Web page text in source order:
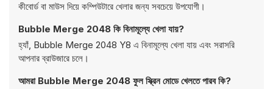
কীবোর্ড বা মাউস দিয়ে কম্পিউটারে খেলার জন্য সবচেয়ে উপযোগী।
Bubble Merge 2048 কি বিনামূল্যে খেলা যায়?
হ্যাঁ, Bubble Merge 2048 Y8 এ বিনামূল্যে খেলা যায় এবং সরাসরি
আপনার ব্রাউজারে চলে।
আমরা Bubble Merge 2048 ফুল স্ক্রিন মোডে খেলতে পারব কি?